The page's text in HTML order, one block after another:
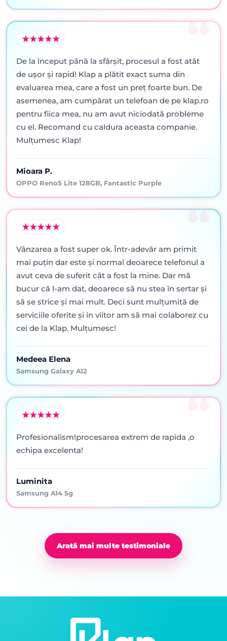
De la început până la sfârșit, procesul a fost atât
de ușor și rapid! Klap a plătit exact suma din
evaluarea mea, care a fost un preț foarte bun. De
asemenea, am cumpărat un telefoan de pe klap.ro
pentru fiica mea, nu am avut niciodată probleme
cu el. Recomand cu caldura aceasta companie.
Mulțumesc Klap!
Mioara P.
OPPO Reno5 Lite 128GB, Fantastic Purple
Vânzarea a fost super ok. Într-adevăr am primit
mai puţin dar este şi normal deoarece telefonul a
avut ceva de suferit cât a fost la mine. Dar mă
bucur că l-am dat, deoarece să nu stea în sertar şi
să se strice şi mai mult. Deci sunt mulţumită de
serviciile oferite şi in viitor am să mai colaborez cu
cei de la Klap. Mulţumesc!
Medeea Elena
Samsung Galaxy A12
Profesionalism!procesarea extrem de rapida ,o
echipa excelenta!
Luminita
Samsung A14 5g
Arată mai multe testimoniale